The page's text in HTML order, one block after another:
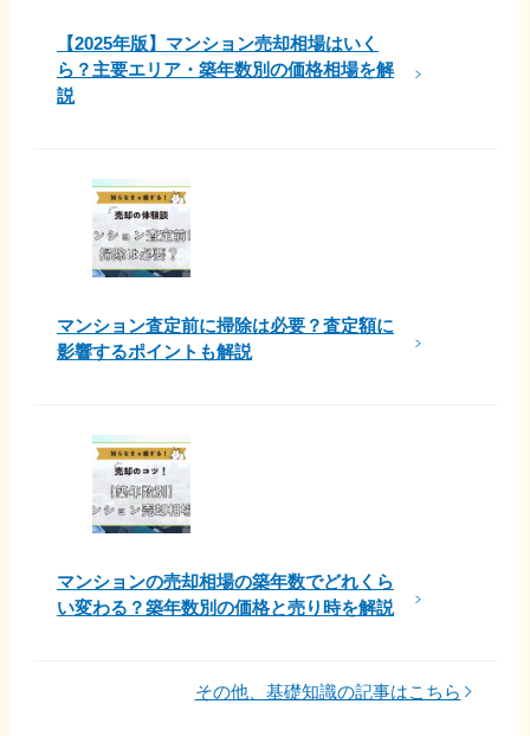
【2025年版】マンション売却相場はいく
ら？主要エリア・築年数別の価格相場を解
説
マンション査定前に掃除は必要？査定額に
影響するポイントも解説
マンションの売却相場の築年数でどれくら
い変わる？築年数別の価格と売り時を解説
その他、基礎知識の記事はこちら